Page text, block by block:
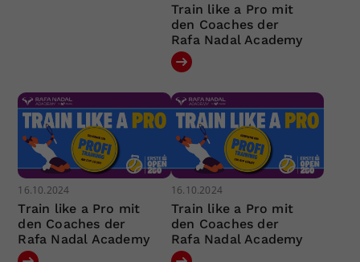
Train like a Pro mit
den Coaches der
Rafa Nadal Academy
16.10.2024
Train like a Pro mit
den Coaches der
Rafa Nadal Academy
16.10.2024
Train like a Pro mit
den Coaches der
Rafa Nadal Academy